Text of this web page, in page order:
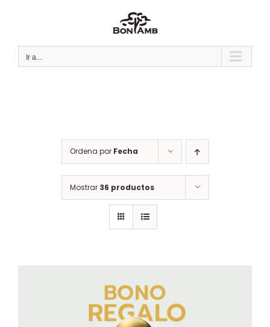
Ir a...
Ordena por Fecha
Mostrar 36 productos